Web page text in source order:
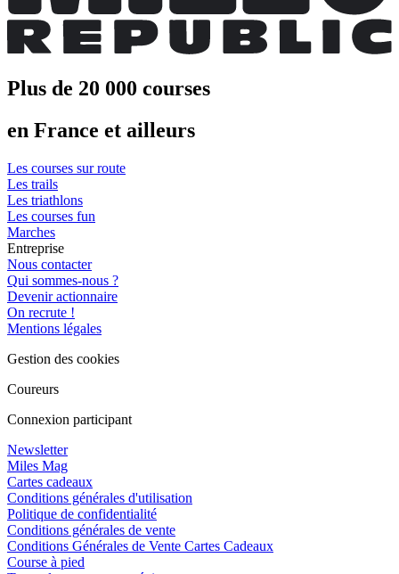
Plus de 20 000 courses
en France et ailleurs
Les courses sur route
Les trails
Les triathlons
Les courses fun
Marches
Entreprise
Nous contacter
Qui sommes-nous ?
Devenir actionnaire
On recrute !
Mentions légales
Gestion des cookies
Coureurs
Connexion participant
Newsletter
Miles Mag
Cartes cadeaux
Conditions générales d'utilisation
Politique de confidentialité
Conditions générales de vente
Conditions Générales de Vente Cartes Cadeaux
Course à pied